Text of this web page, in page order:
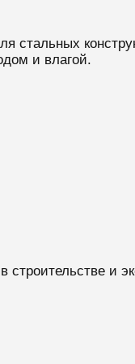
стальных
и влагой.
строительстве и